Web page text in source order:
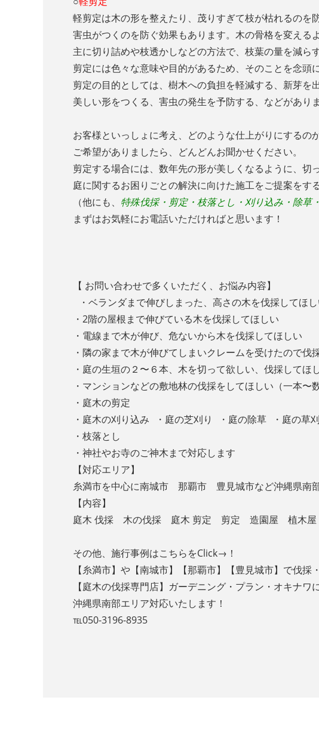
軽剪定は木の形を整えたり、茂りすぎて枝が枯れるのを
害虫がつくのを防ぐ効果もあります。木の骨格を変える
主に切り詰めや枝透かしなどの方法で、枝葉の量を減ら
剪定には色々な意味や目的があるため、そのことを念頭
剪定の目的としては、樹木への負担を軽減する、新芽を
美しい形をつくる、害虫の発生を予防する、などがあ
お客様といっしょに考え、どのような仕上がりにするの
ご希望がありましたら、どんどんお聞かせください。
剪定する場合には、数年先の形が美しくなるように、
庭に関するお困りごとの解決に向けた施工をご提案をす
（他にも、 特殊伐採・剪定・枝落とし・刈り込み・除草
まずはお気軽にお電話いただければと思います！
【 お問い合わせで多くいただく、お悩み内容】
・ベランダまで伸びしまった、高さの木を伐採してほ
・2階の屋根まで伸びている木を伐採してほしい
・電線まで木が伸び、危ないから木を伐採してほしい
・隣の家まで木が伸びてしまいクレームを受けたので伐
・庭の生垣の２〜６本、木を切って欲しい、伐採してほ
・マンションなどの敷地林の伐採をしてほしい（一本〜
・庭木の剪定
・庭木の刈り込み ・庭の芝刈り ・庭の除草 ・庭の草
・枝落とし
・神社やお寺のご神木まで対応します
【対応エリア】
糸満市を中心に南城市 那覇市 豊見城市など沖縄県南
【内容】
庭木 伐採 木の伐採 庭木 剪定 剪定 造園屋 植
その他、施行事例はこちらをClick→！
【糸満市】や【南城市】【那覇市】【豊見城市】で伐
【庭木の伐採専門店】ガーデニング・プラン・オキナワ
沖縄県南部エリア対応いたします！
℡050-3196-8935